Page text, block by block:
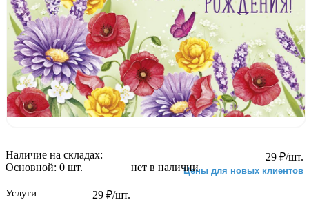
29 ₽/шт.
Цены для новых клиентов
нет в наличии
29 ₽/шт.
Наличие на складах:
Основной: 0 шт.
Услуги